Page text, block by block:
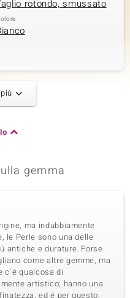
rotondo, smussato
Quantità e dimensione
à 4 mm
perno
gemma
ma indubbiamente
le Perle sono una delle
antiche e durature. Forse
come altre gemme, ma
c´é qualcosa di
artistico; hanno una
ed é per questo,